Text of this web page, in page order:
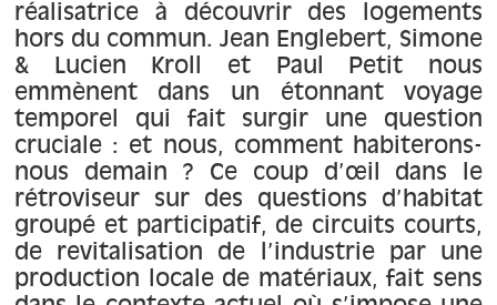
Contact
réalisatrice à découvrir des logements
hors du commun. Jean Englebert, Simone
& Lucien Kroll et Paul Petit nous
emmènent dans un étonnant voyage
temporel qui fait surgir une question
cruciale : et nous, comment habiterons-
nous demain ? Ce coup d’œil dans le
rétroviseur sur des questions d’habitat
groupé et participatif, de circuits courts,
de revitalisation de l’industrie par une
production locale de matériaux, fait sens